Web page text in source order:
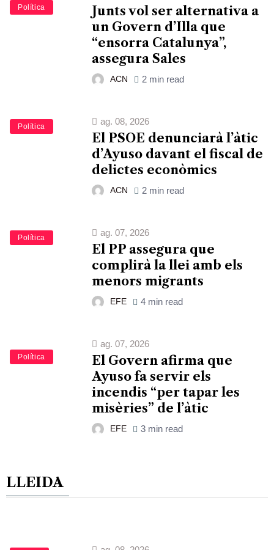
Política
Junts vol ser alternativa a
un Govern d’Illa que
“ensorra Catalunya”,
assegura Sales
ACN 2 min read
Política
ag. 08, 2026
El PSOE denunciarà l’àtic
d’Ayuso davant el fiscal de
delictes econòmics
ACN 2 min read
Política
ag. 07, 2026
El PP assegura que
complirà la llei amb els
menors migrants
EFE 4 min read
Política
ag. 07, 2026
El Govern afirma que
Ayuso fa servir els
incendis “per tapar les
misèries” de l’àtic
EFE 3 min read
LLEIDA